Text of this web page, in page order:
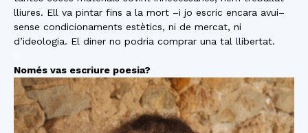
lliures. Ell va pintar fins a la mort –i jo escric encara avui–
sense condicionaments estètics, ni de mercat, ni
d’ideologia. El diner no podria comprar una tal llibertat.
Només vas escriure poesia?